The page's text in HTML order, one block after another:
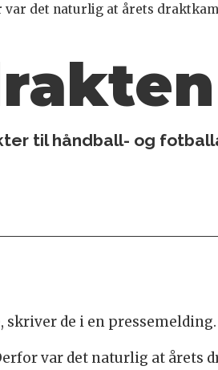
det naturlig at årets
til håndball- og
de i en pressemelding.
var det naturlig at årets